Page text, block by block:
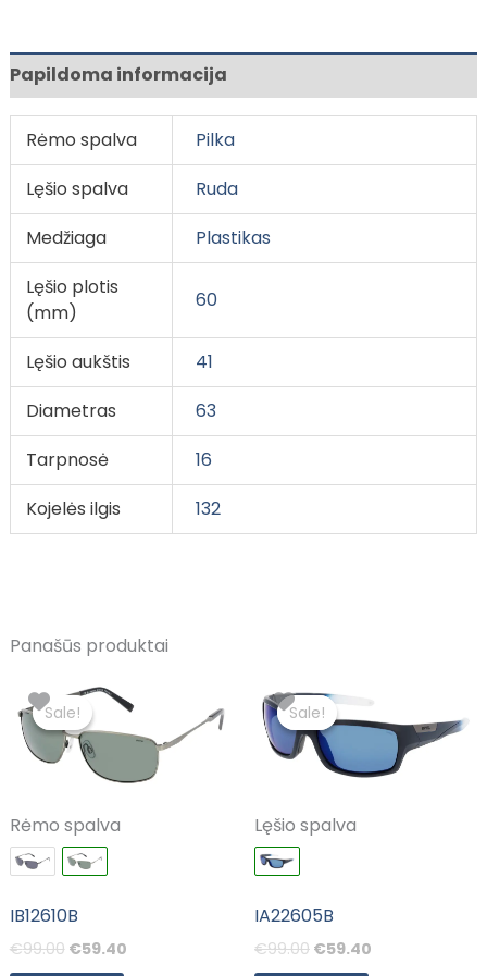
Papildoma informacija
Rėmo spalva
Pilka
Lęšio spalva
Ruda
Medžiaga
Plastikas
Lęšio plotis
(mm)
60
Lęšio aukštis
41
Diametras
63
Tarpnosė
16
Kojelės ilgis
132
Panašūs produktai
Sale!
Sale!
Rėmo spalva
IB12610B
€99.00
Original
price
was:
€99.00.
€59.40
price
€59.40.
Sale!
Sale!
Lęšio spalva
IA22605B
€99.00
price
was:
€99.00.
€59.40
is:
€59.40.